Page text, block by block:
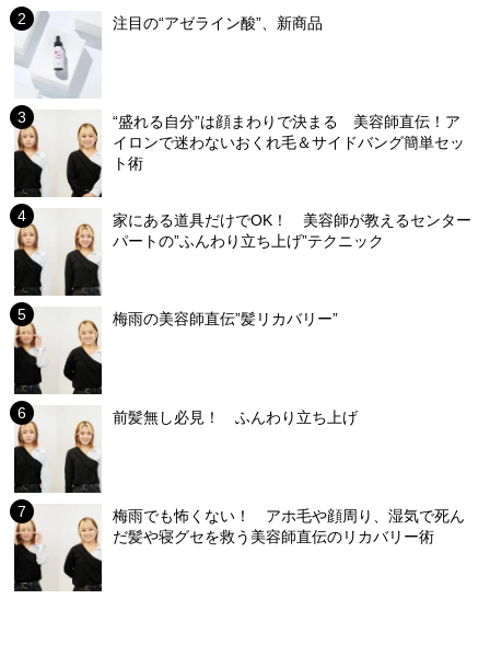
注目の“アゼライン酸”、新商品
“盛れる自分”は顔まわりで決まる 美容師直伝！ア
イロンで迷わないおくれ毛＆サイドバング簡単セッ
ト術
家にある道具だけでOK！ 美容師が教えるセンター
パートの”ふんわり立ち上げ”テクニック
梅雨の美容師直伝”髪リカバリー”
前髪無し必見！ ふんわり立ち上げ
梅雨でも怖くない！ アホ毛や顔周り、湿気で死ん
だ髪や寝グセを救う美容師直伝のリカバリー術